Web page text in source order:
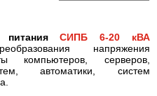
питания
СИПБ 6-20 кВА
напряжения
компьютеров, серверов,
автоматики, систем